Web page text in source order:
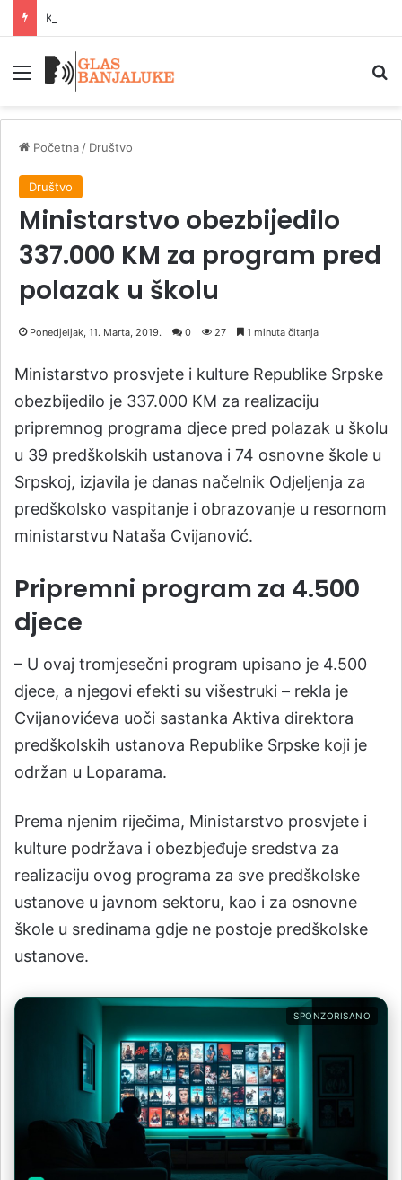
Meni
Početna / Društvo
Društvo
Ministarstvo obezbijedilo
337.000 KM za program pred
polazak u školu
Ponedjeljak, 11. Marta, 2019. 0 27 1 minuta čitanja
Ministarstvo prosvjete i kulture Republike Srpske
obezbijedilo je 337.000 KM za realizaciju
pripremnog programa djece pred polazak u školu
u 39 predškolskih ustanova i 74 osnovne škole u
Srpskoj, izjavila je danas načelnik Odjeljenja za
predškolsko vaspitanje i obrazovanje u resornom
ministarstvu Nataša Cvijanović.
Pripremni program za 4.500
djece
– U ovaj tromjesečni program upisano je 4.500
djece, a njegovi efekti su višestruki – rekla je
Cvijanovićeva uoči sastanka Aktiva direktora
predškolskih ustanova Republike Srpske koji je
održan u Loparama.
Prema njenim riječima, Ministarstvo prosvjete i
kulture podržava i obezbjeđuje sredstva za
realizaciju ovog programa za sve predškolske
ustanove u javnom sektoru, kao i za osnovne
škole u sredinama gdje ne postoje predškolske
ustanove.
SPONZORISANO